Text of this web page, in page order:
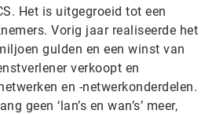
Het is uitgegroeid tot een
Vorig jaar realiseerde het
gulden en een winst van
verkoopt en
en -netwerkonderdelen.
geen ‘lan’s en wan’s’ meer,